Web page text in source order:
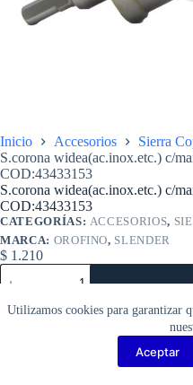
Utilizamos cookies para garantizar
Aceptar
Inicio Accesorios
Sierra
S.corona widea(ac.inox.etc.) c/
COD:43433153
S.corona widea(ac.inox.etc.) c/
COD:43433153
CATEGORÍAS: ACCESORIOS,
MARCA: OROFINO, SLENDER
$ 1.210
S.corona
widea(ac.inox.etc.)
53mm
Copyright Barbosa Tools©